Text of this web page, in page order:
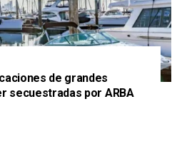
de grandes
secuestradas por ARBA